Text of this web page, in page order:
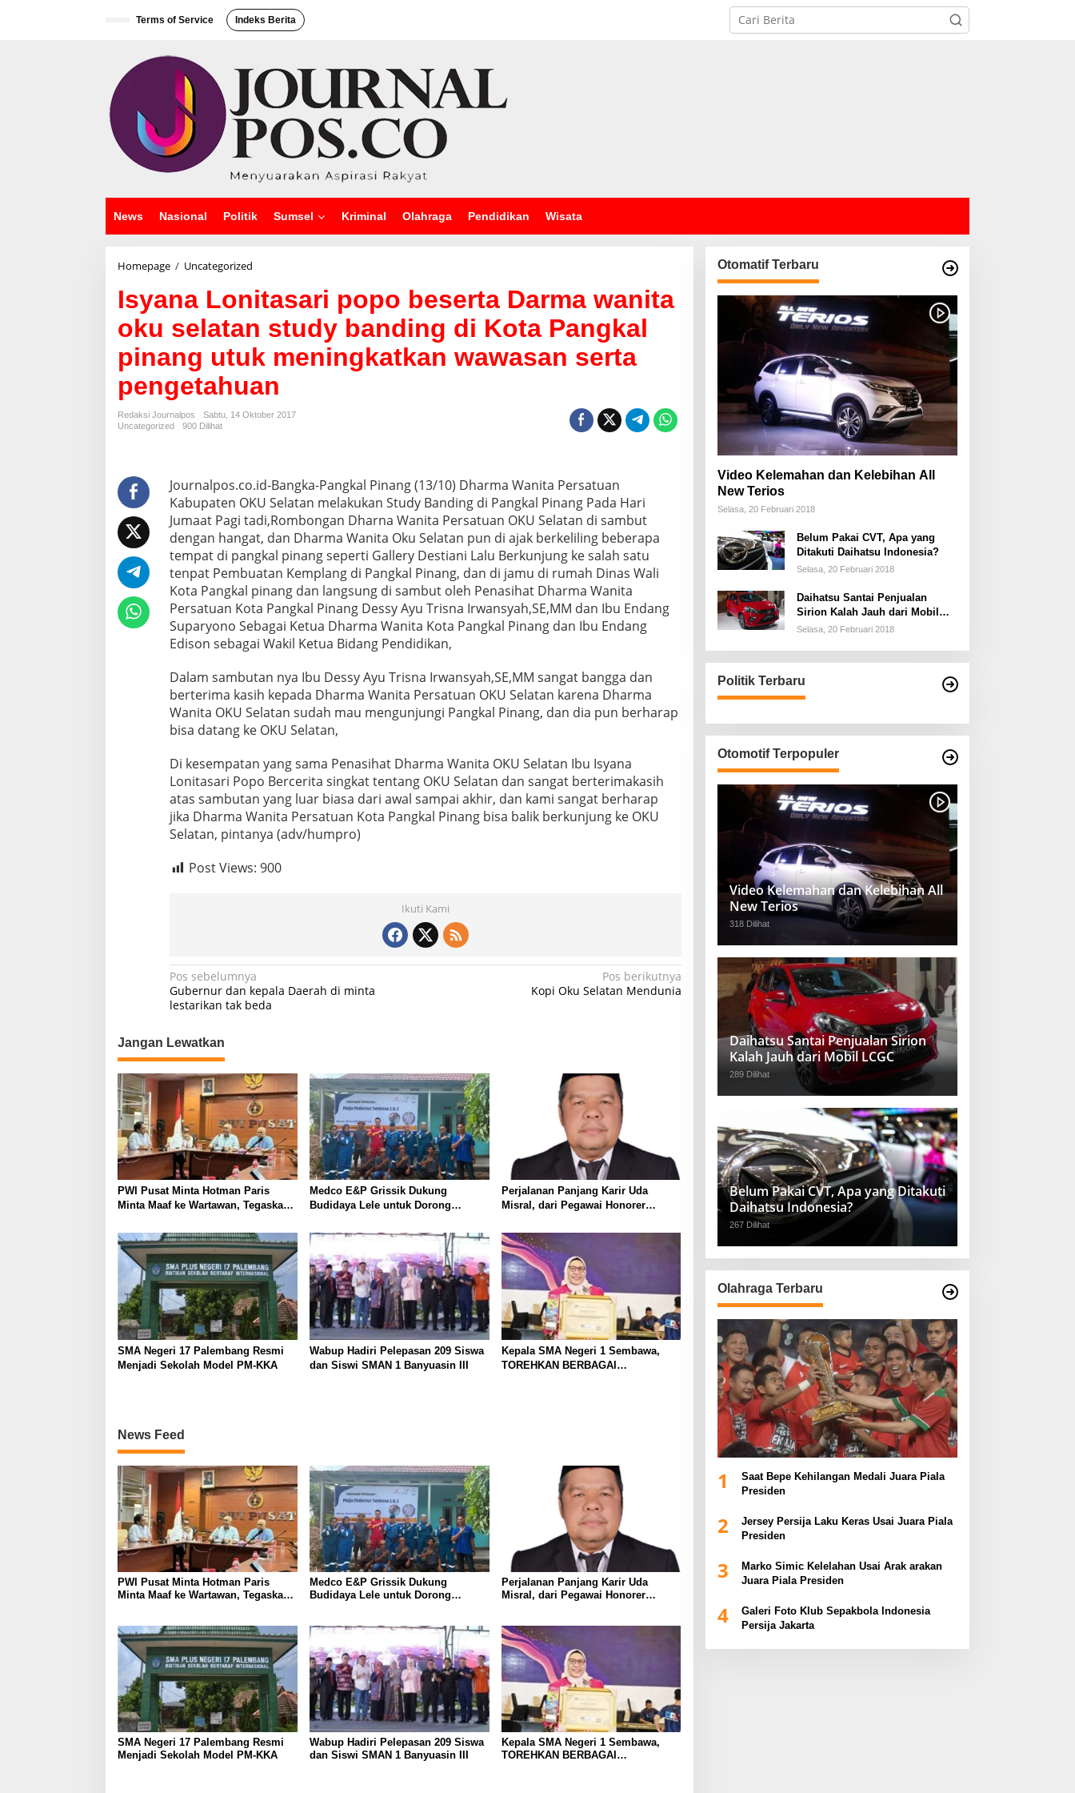
Terms of Service Indeks Berita
News Nasional Politik Sumsel Kriminal Olahraga Pendidikan Wisata
Homepage / Uncategorized
y
a
n
a
L
o
n
i
t
p
o
p
o
b
e
s
e
r
t
a
r
m
a
w
i
t
a
o
u
e
t
u
d
d
i
n
g
d
i
K
o
t
a
a
n
g
k
a
l
p
i
n
a
e
n
i
n
g
k
a
t
k
a
w
a
w
a
s
a
n
s
e
Isyana Lonitasari popo beserta Darma wanita
oku selatan study banding di Kota Pangkal
pinang utuk meningkatkan wawasan serta
pengetahuan
Redaksi Journalpos
Sabtu, 14 Oktober 2017
Uncategorized
900 Dilihat
Journalpos.co.id-Bangka-Pangkal Pinang (13/10) Dharma Wanita Persatuan
Kabupaten OKU Selatan melakukan Study Banding di Pangkal Pinang Pada Hari
Jumaat Pagi tadi,Rombongan Dharna Wanita Persatuan OKU Selatan di sambut
dengan hangat, dan Dharma Wanita Oku Selatan pun di ajak berkeliling beberapa
tempat di pangkal pinang seperti Gallery Destiani Lalu Berkunjung ke salah satu
tenpat Pembuatan Kemplang di Pangkal Pinang, dan di jamu di rumah Dinas Wali
Kota Pangkal pinang dan langsung di sambut oleh Penasihat Dharma Wanita
Persatuan Kota Pangkal Pinang Dessy Ayu Trisna Irwansyah,SE,MM dan Ibu Endang
Suparyono Sebagai Ketua Dharma Wanita Kota Pangkal Pinang dan Ibu Endang
Edison sebagai Wakil Ketua Bidang Pendidikan,
Dalam sambutan nya Ibu Dessy Ayu Trisna Irwansyah,SE,MM sangat bangga dan
berterima kasih kepada Dharma Wanita Persatuan OKU Selatan karena Dharma
Wanita OKU Selatan sudah mau mengunjungi Pangkal Pinang, dan dia pun berharap
bisa datang ke OKU Selatan,
Di kesempatan yang sama Penasihat Dharma Wanita OKU Selatan Ibu Isyana
Lonitasari Popo Bercerita singkat tentang OKU Selatan dan sangat berterimakasih
atas sambutan yang luar biasa dari awal sampai akhir, dan kami sangat berharap
jika Dharma Wanita Persatuan Kota Pangkal Pinang bisa balik berkunjung ke OKU
Selatan, pintanya (adv/humpro)
Post Views: 900
Ikuti Kami
N
a
i
g
a
s
i
p
o
s
Pos sebelumnya
Gubernur dan kepala Daerah di minta
lestarikan tak beda
Pos berikutnya
Kopi Oku Selatan Mendunia
Jangan Lewatkan
PWI Pusat Minta Hotman Paris
Minta Maaf ke Wartawan, Tegaskan
Medco E&P Grissik Dukung
Budidaya Lele untuk Dorong
Perjalanan Panjang Karir Uda
Misral, dari Pegawai Honorer
Jabatan Struktural Eselon III
SMA Negeri 17 Palembang Resmi
Menjadi Sekolah Model PM-KKA
Wabup Hadiri Pelepasan 209 Siswa
dan Siswi SMAN 1 Banyuasin III
Kepala SMA Negeri 1 Sembawa,
TOREHKAN BERBAGAI
News Feed
PWI Pusat Minta Hotman Paris
Minta Maaf ke Wartawan, Tegaskan
Medco E&P Grissik Dukung
Budidaya Lele untuk Dorong
Perjalanan Panjang Karir Uda
Misral, dari Pegawai Honorer
SMA Negeri 17 Palembang Resmi
Menjadi Sekolah Model PM-KKA
Wabup Hadiri Pelepasan 209 Siswa
dan Siswi SMAN 1 Banyuasin III
Kepala SMA Negeri 1 Sembawa,
TOREHKAN BERBAGAI
Otomatif Terbaru
Video Kelemahan dan Kelebihan All
New Terios
Selasa, 20 Februari 2018
Belum Pakai CVT, Apa yang
Ditakuti Daihatsu Indonesia?
Selasa, 20 Februari 2018
Daihatsu Santai Penjualan
Sirion Kalah Jauh dari Mobil
LCGC
Selasa, 20 Februari 2018
Politik Terbaru
Otomotif Terpopuler
Video Kelemahan dan Kelebihan All
New Terios
318 Dilihat
Daihatsu Santai Penjualan Sirion
Kalah Jauh dari Mobil LCGC
289 Dilihat
Belum Pakai CVT, Apa yang Ditakuti
Daihatsu Indonesia?
267 Dilihat
Olahraga Terbaru
1
Saat Bepe Kehilangan Medali Juara Piala
Presiden
2
Jersey Persija Laku Keras Usai Juara Piala
Presiden
3
Marko Simic Kelelahan Usai Arak arakan
Juara Piala Presiden
4
Galeri Foto Klub Sepakbola Indonesia
Persija Jakarta